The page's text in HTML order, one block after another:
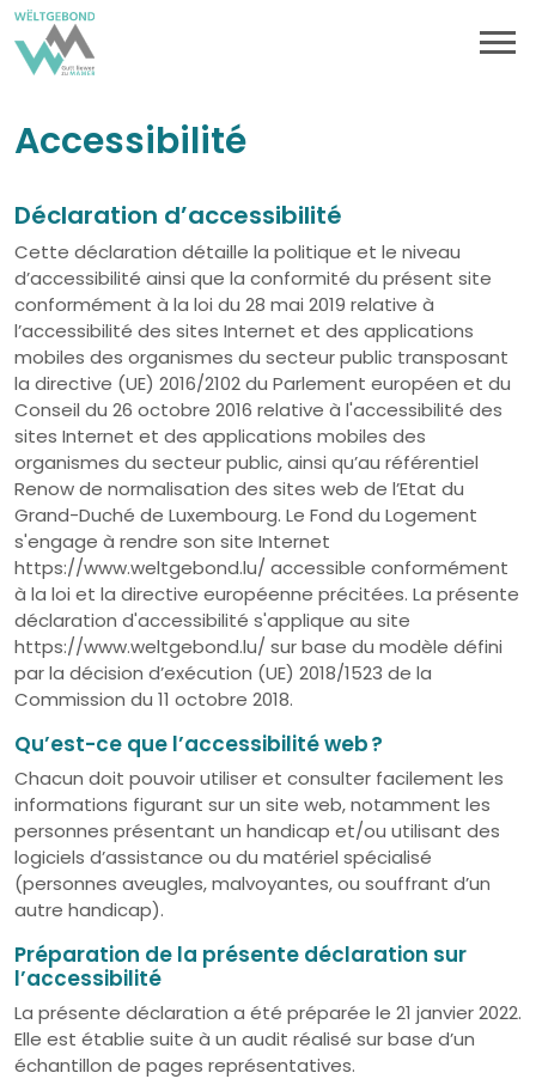
Accessibilité
Déclaration d’accessibilité
Cette déclaration détaille la politique et le niveau
d’accessibilité ainsi que la conformité du présent site
conformément à la loi du 28 mai 2019 relative à
l’accessibilité des sites Internet et des applications
mobiles des organismes du secteur public transposant
la directive (UE) 2016/2102 du Parlement européen et du
Conseil du 26 octobre 2016 relative à l'accessibilité des
sites Internet et des applications mobiles des
organismes du secteur public, ainsi qu’au référentiel
Renow de normalisation des sites web de l’Etat du
Grand-Duché de Luxembourg. Le Fond du Logement
s'engage à rendre son site Internet
https://www.weltgebond.lu/ accessible conformément
à la loi et la directive européenne précitées. La présente
déclaration d'accessibilité s'applique au site
https://www.weltgebond.lu/ sur base du modèle défini
par la décision d’exécution (UE) 2018/1523 de la
Commission du 11 octobre 2018.
Qu’est-ce que l’accessibilité web ?
Chacun doit pouvoir utiliser et consulter facilement les
informations figurant sur un site web, notamment les
personnes présentant un handicap et/ou utilisant des
logiciels d’assistance ou du matériel spécialisé
(personnes aveugles, malvoyantes, ou souffrant d’un
autre handicap).
Préparation de la présente déclaration sur
l’accessibilité
La présente déclaration a été préparée le 21 janvier 2022.
Elle est établie suite à un audit réalisé sur base d’un
échantillon de pages représentatives.